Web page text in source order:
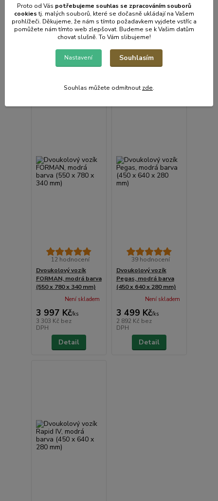
Dvoukolový vozík
Pegas, červená barva
(450 x 640 x 280 mm)
3 599 Kč/ks
bez
Není skladem
Dvoukolový vozík
Pegas, zelená barva
(450 x 640 x 280 mm)
3 699 Kč/ks
3 057 Kčbez
Není skladem
12 hodnocení
Dvoukolový vozík
FORMAN, modrá barva
(550 x 780 x 340 mm)
3 997 Kč/ks
3 303 Kč bez
DPH
Není skladem
Detail
39 hodnocení
Dvoukolový vozík
Pegas, modrá barva
(450 x 640 x 280 mm)
3 499 Kč/ks
2 892 Kč bez
DPH
Není skladem
Detail
Proto od Vás potřebujeme souhlas se zpracováním souborů
cookiestj. malých souborů, které se dočasně ukládají na Vašem
prohlížeči. Děkujeme, že nám s tímto požadavkem vyjdete vstříc a
pomůžete nám tímto web zlepšovat. Budeme se k Vašim datům
chovat slušně. To Vám slibujeme!
Nastavení Souhlasím
Souhlas můžete odmítnout zde.